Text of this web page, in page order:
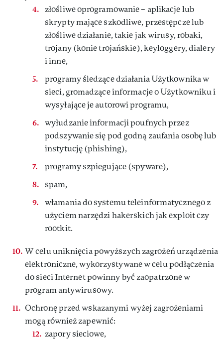
złośliwe oprogramowanie – aplikacje lub
skrypty mające szkodliwe, przestępcze lub
złośliwe działanie, takie jak wirusy, robaki,
trojany (konie trojańskie), keyloggery, dialery
i inne,
programy śledzące działania Użytkownika w
sieci, gromadzące informacje o Użytkowniku i
wysyłające je autorowi programu,
wyłudzanie informacji poufnych przez
podszywanie się pod godną zaufania osobę lub
instytucję (phishing),
programy szpiegujące (spyware),
spam,
włamania do systemu teleinformatycznego z
użyciem narzędzi hakerskich jak exploit czy
rootkit.
W celu uniknięcia powyższych zagrożeń urządzenia
elektroniczne, wykorzystywane w celu podłączenia
do sieci Internet powinny być zaopatrzone w
program antywirusowy.
Ochronę przed wskazanymi wyżej zagrożeniami
mogą również zapewnić:
zapory sieciowe,